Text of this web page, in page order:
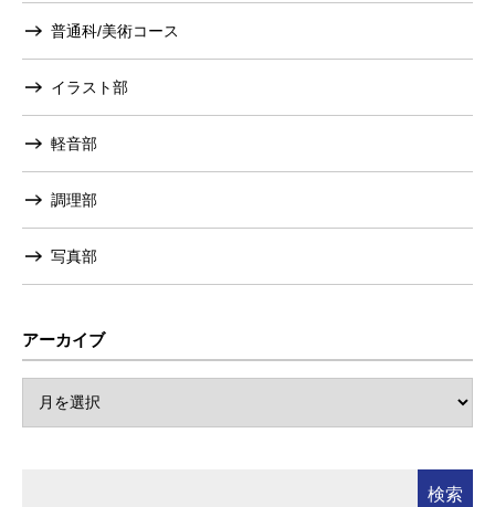
普通科/美術コース
イラスト部
軽音部
調理部
写真部
アーカイブ